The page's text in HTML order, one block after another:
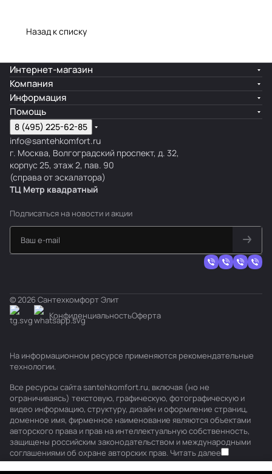
Назад к списку
Интернет-магазин
Компания
Информация
Помощь
8 (495) 225-62-85
info@santehkomfort.ru
г. Москва, Волгоградский проспект, д. 32,
корпус 25, этаж 2, пав. 90
(справа от эскалатора)
ТЦ Метр квадратный
Подписаться на новости и акции
© 2026 Сантехкомфорт Элит
КонфиденциальностьОферта
На информационном ресурсе применяются рекомендательные
технологии.
Все ресурсы сайта santehkomfort.ru, включая (но не
ограничиваясь) текстовую, графическую, фотографическую и
видео информацию, структуру, дизайн и оформление страниц,
доменное имя, фирменное наименование являются объектами
авторского права и прав на интеллектуальную собственность,
защищены российским законодательством и международными
соглашениями об охране авторских прав. Читать далее